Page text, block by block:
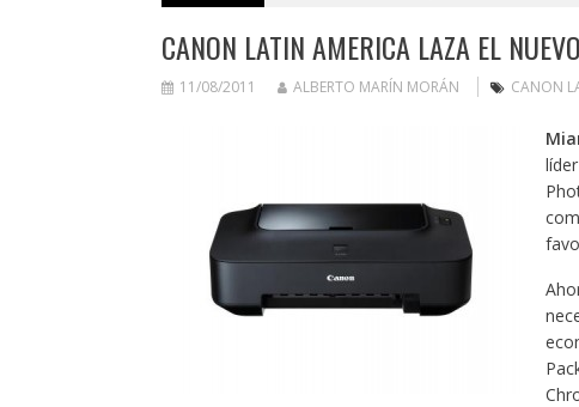
CANON LATIN AMERICA LAZA EL
11/08/2011 ALBERTO MARÍN MORÁN CANON